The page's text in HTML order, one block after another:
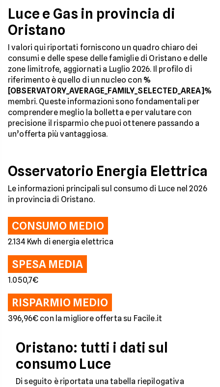
Luce e Gas in provincia di
Oristano
I valori qui riportati forniscono un quadro chiaro dei
consumi e delle spese delle famiglie di Oristano e delle
zone limitrofe, aggiornati a Luglio 2026. Il profilo di
riferimento è quello di un nucleo con %
[OBSERVATORY_AVERAGE_FAMILY_SELECTED_AREA]%
membri. Queste informazioni sono fondamentali per
comprendere meglio la bolletta e per valutare con
precisione il risparmio che puoi ottenere passando a
un’offerta più vantaggiosa.
Osservatorio Energia Elettrica
Le informazioni principali sul consumo di Luce nel 2026
in provincia di Oristano.
CONSUMO MEDIO
2.134 Kwh di energia elettrica
SPESA MEDIA
1.050,7€
RISPARMIO MEDIO
396,96€ con la migliore offerta su Facile.it
Oristano: tutti i dati sul
consumo Luce
Di seguito è riportata una tabella riepilogativa